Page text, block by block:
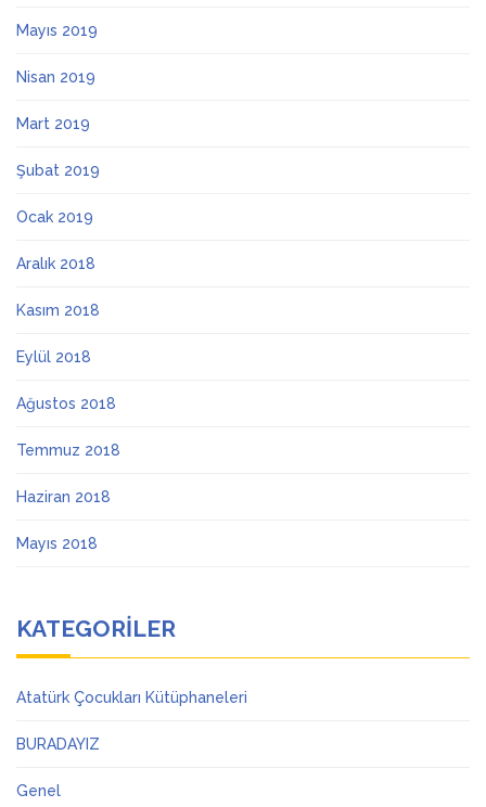
Mayıs 2019
Nisan 2019
Mart 2019
Şubat 2019
Ocak 2019
Aralık 2018
Kasım 2018
Eylül 2018
Ağustos 2018
Temmuz 2018
Haziran 2018
Mayıs 2018
KATEGORILER
Atatürk Çocukları Kütüphaneleri
BURADAYIZ
Genel